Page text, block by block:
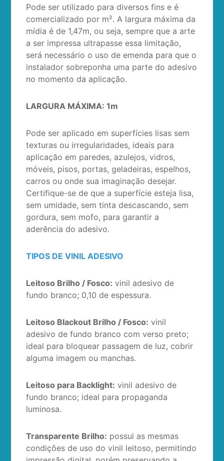
Pode ser utilizado para diversos fins e é
comercializado por m². A largura máxima da
mídia é de 1,47m, ou seja, sempre que a arte
a ser impressa ultrapasse essa limitação,
será necessário o uso de emenda para que o
instalador sobreponha uma parte do adesivo
no momento da aplicação.
LARGURA MÁXIMA: 1m
Pode ser aplicado em superfícies lisas sem
texturas ou irregularidades, ideais para
aplicação em paredes, azulejos, vidros,
móveis, pisos, portas, geladeiras, espelhos,
carros ou onde sua imaginação desejar.
Certifique-se de que a superfície esteja lisa,
sem umidade, sem tinta descascando, sem
gordura, sem mofo, para garantir a
aderência do adesivo.
TIPOS DE VINIL ADESIVO
Leitoso Brilho / Fosco: vinil adesivo de
fundo branco; 0,10 de espessura.
Leitoso Blackout Brilho / Fosco: vinil
adesivo de fundo branco com verso preto;
ideal para bloquear passagem de luz, cobrir
alguma imagem ou manchas.
Leitoso para Backlight: vinil adesivo de
fundo branco; ideal para propaganda
luminosa.
Transparente Brilho: possui as mesmas
condições de uso do vinil leitoso, permitindo